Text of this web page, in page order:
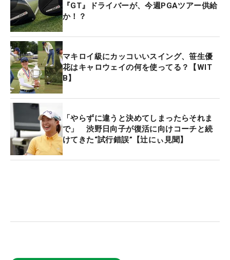
『GT』ドライバーが、今週PGAツアー供給
か！？
マキロイ級にカッコいいスイング、笹生優
花はキャロウェイの何を使ってる？【WIT
B】
「やらずに違うと決めてしまったらそれま
で」 渋野日向子が復活に向けコーチと続
けてきた“試行錯誤”【辻にぃ見聞】